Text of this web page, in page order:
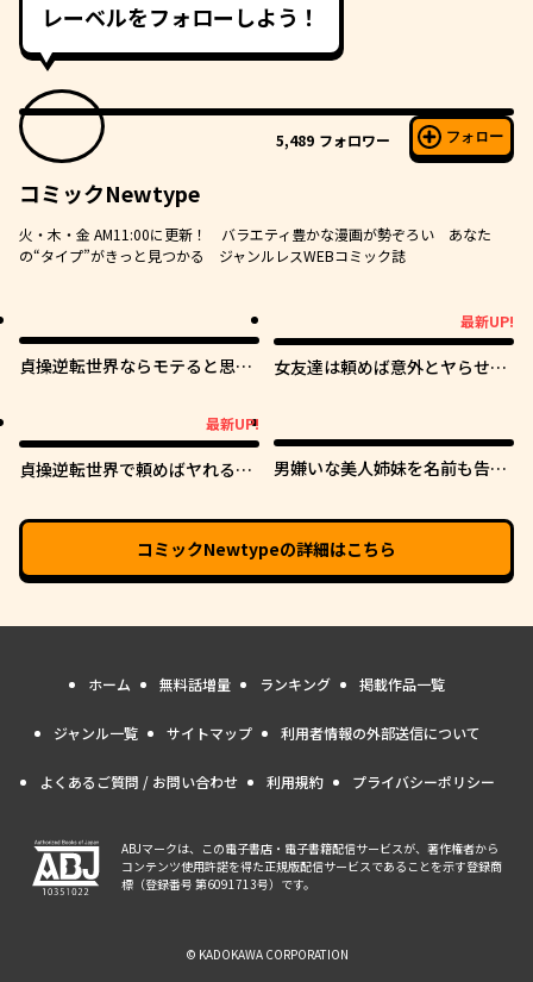
レーベルをフォローしよう！
5,489 フォロワー フォロー
コミックNewtype
火・木・金 AM11:00に更新！ バラエティ豊かな漫画が勢ぞろい あなた
の“タイプ”がきっと見つかる ジャンルレスWEBコミック誌
貞操逆転世界ならモテると思っ
最新UP!
女友達は頼めば意外とヤらせて
最新UP!
貞操逆転世界で頼めばヤれると
男嫌いな美人姉妹を名前も告げ
コミックNewtypeの詳細はこちら
ホーム 無料話増量 ランキング 掲載作品一覧
ジャンル一覧 サイトマップ 利用者情報の外部送信について
よくあるご質問 / お問い合わせ 利用規約 プライバシーポリシー
ABJマークは、この電子書店・電子書籍配信サービスが、著作権者から
コンテンツ使用許諾を得た正規版配信サービスであることを示す登録商
標（登録番号 第6091713号）です。
© KADOKAWA CORPORATION